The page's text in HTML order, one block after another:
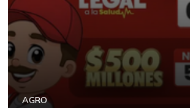
Arveja verde seca
05/10/2014
Atún en lata
07/25/2026
$
Azúcar refinada
AGRO